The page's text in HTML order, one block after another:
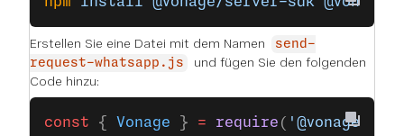
Erstellen Sie eine Datei mit dem Namen
send-
request-whatsapp.js
und fügen Sie den folgenden
Code hinzu:
const { Vonage } = require ( '@vonage/